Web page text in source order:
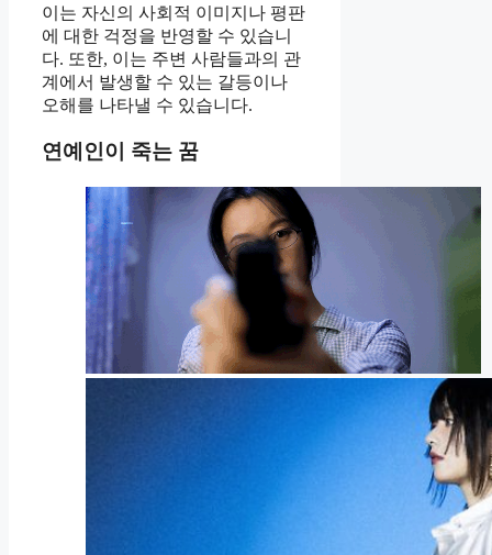
이는 자신의 사회적 이미지나 평판
에 대한 걱정을 반영할 수 있습니
다. 또한, 이는 주변 사람들과의 관
계에서 발생할 수 있는 갈등이나
오해를 나타낼 수 있습니다.
연예인이 죽는 꿈